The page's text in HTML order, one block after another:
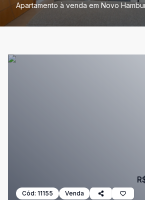
Apartamento à venda em Novo
Cód: 11155 Venda